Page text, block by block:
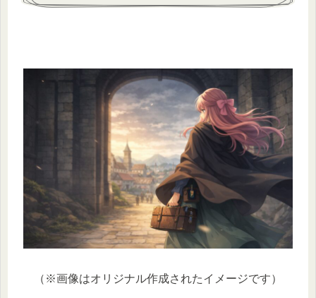
（※画像はオリジナル作成されたイメージです）